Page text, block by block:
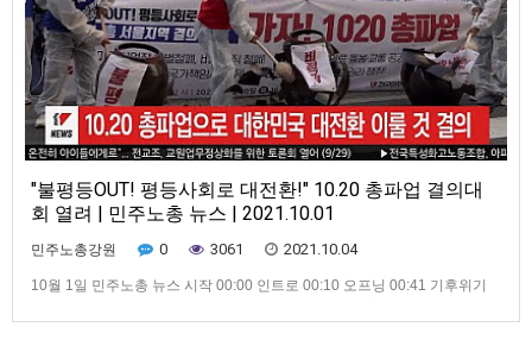
"불평등OUT! 평등사회로 대전환!" 10.20 총파업 결의대
회 열려 | 민주노총 뉴스 | 2021.10.01
민주노총강원 0 3061 2021.10.04
10월 1일 민주노총 뉴스 시작 00:00 인트로 00:10 오프닝 00:41 기후위기